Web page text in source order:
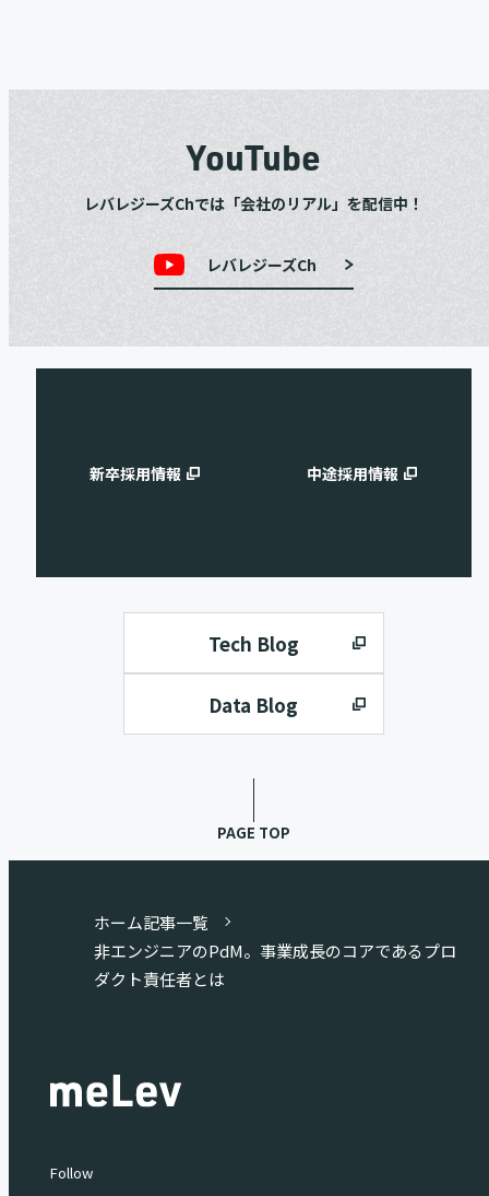
YouTube
レバレジーズChでは「会社のリアル」を配信中！
レバレジーズCh
新卒採用情報 中途採用情報
Tech Blog
Data Blog
PAGE TOP
ホーム記事一覧
非エンジニアのPdM。事業成長のコアであるプロ
ダクト責任者とは
Follow